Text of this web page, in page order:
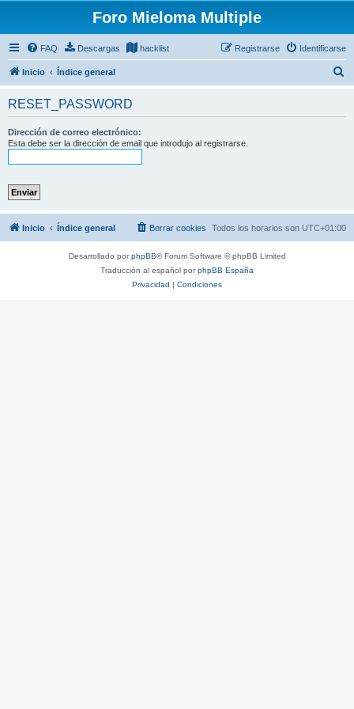
Foro Mieloma Multiple
FAQ Descargas hacklist Identificarse
Registrarse
Inicio Índice general
RESET_PASSWORD
Dirección de correo electrónico:
Esta debe ser la dirección de email que introdujo al registrarse.
Inicio Índice general Todos los horarios son UTC+01:00
Borrar cookies
Desarrollado porphpBB® Forum Software © phpBB Limited
Traducción al español porphpBB España
Privacidad | Condiciones